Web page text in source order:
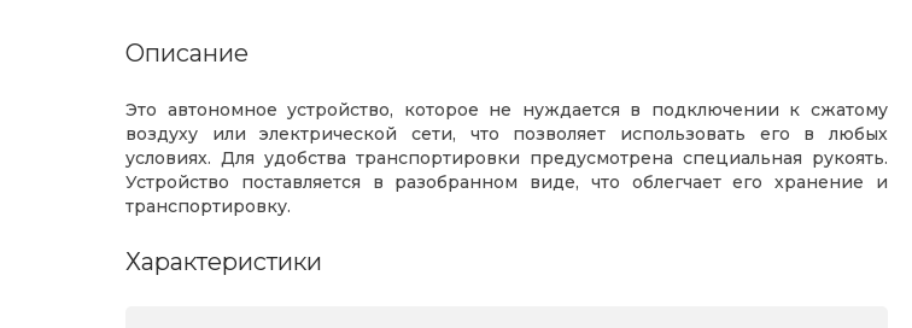
Описание
Это автономное устройство, которое не нуждается в подключении к сжатому
воздуху или электрической сети, что позволяет использовать его в любых
условиях. Для удобства транспортировки предусмотрена специальная рукоять.
Устройство поставляется в разобранном виде, что облегчает его хранение и
транспортировку.
Характеристики